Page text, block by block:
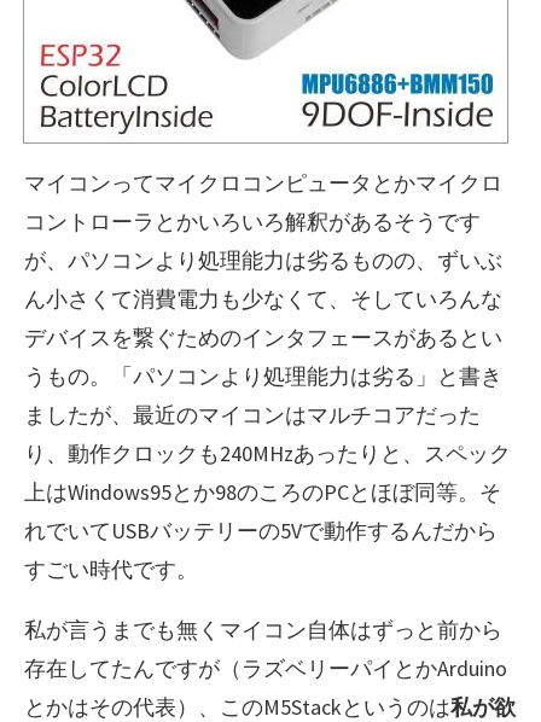
マイコンってマイクロコンピュータとかマイクロ
コントローラとかいろいろ解釈があるそうです
が、パソコンより処理能力は劣るものの、ずいぶ
ん小さくて消費電力も少なくて、そしていろんな
デバイスを繋ぐためのインタフェースがあるとい
うもの。「パソコンより処理能力は劣る」と書き
ましたが、最近のマイコンはマルチコアだった
り、動作クロックも240MHzあったりと、スペック
上はWindows95とか98のころのPCとほぼ同等。そ
れでいてUSBバッテリーの5Vで動作するんだから
すごい時代です。
私が言うまでも無くマイコン自体はずっと前から
存在してたんですが（ラズベリーパイとかArduino
とかはその代表）、このM5Stackというのは私が欲